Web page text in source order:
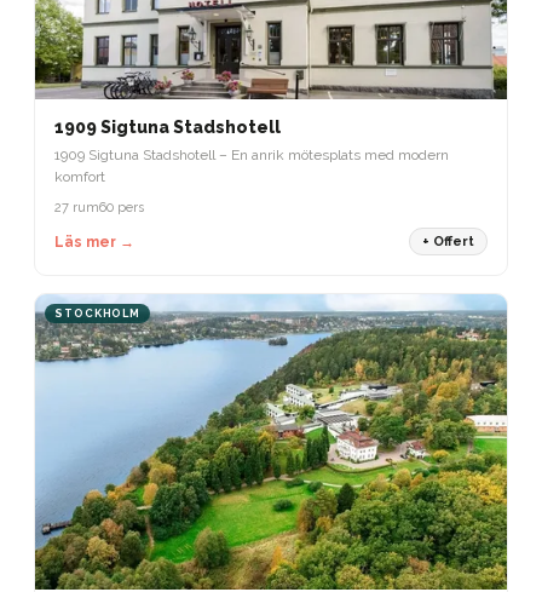
1909 Sigtuna Stadshotell
1909 Sigtuna Stadshotell – En anrik mötesplats med modern
komfort
27 rum60 pers
Läs mer → + Offert
STOCKHOLM